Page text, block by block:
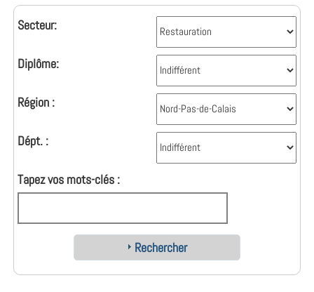
Secteur:
Diplôme:
Région :
Dépt. :
Tapez vos mots-clés :
Rechercher